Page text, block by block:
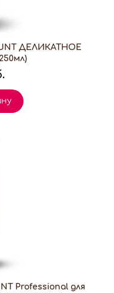
ДЕЛИКАТНОЕ
Professional для